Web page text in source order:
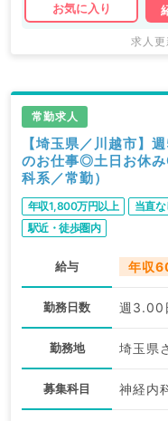
お気に入り
求人
常勤求人
【埼玉県／川越市】
のお仕事◎土日お休
科系／常勤）
年収1,800万円以上 当直な
駅近・徒歩圏内
給与 年収
勤務日数 週3.00
勤務地 埼玉県
募集科目